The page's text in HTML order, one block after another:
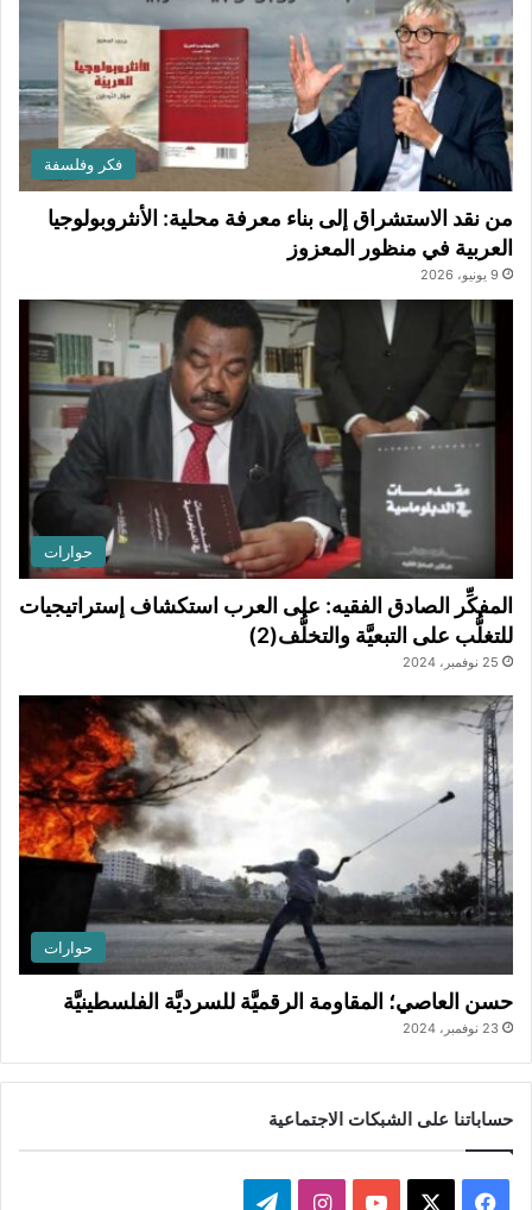
فكر وفلسفة
من نقد الاستشراق إلى بناء معرفة محلية: الأنثروبولوجيا
العربية في منظور المعزوز
9 يونيو، 2026
حوارات
المفكِّر الصادق الفقيه: على العرب استكشاف إستراتيجيات
للتغلُّب على التبعيَّة والتخلُّف(2)
25 نوفمبر، 2024
حوارات
حسن العاصي؛ المقاومة الرقميَّة للسرديَّة الفلسطينيَّة
23 نوفمبر، 2024
حساباتنا على الشبكات الاجتماعية